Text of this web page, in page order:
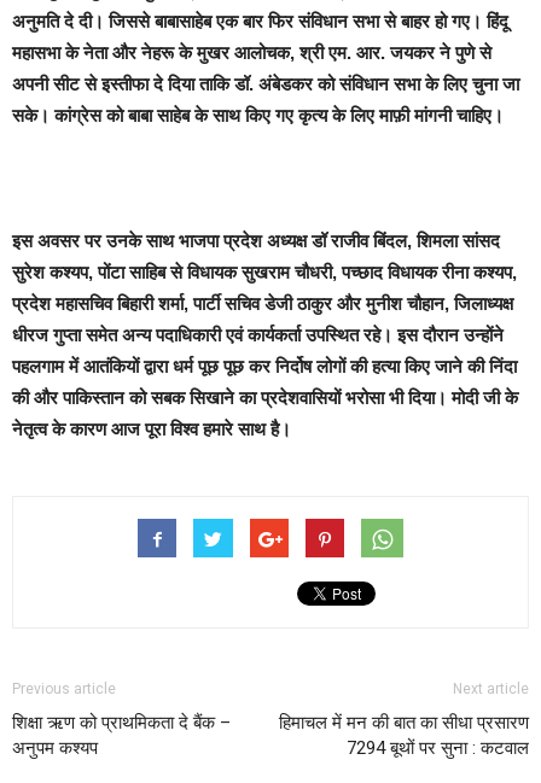
अनुमति दे दी। जिससे बाबासाहेब एक बार फिर संविधान सभा से बाहर हो गए। हिंदू
महासभा के नेता और नेहरू के मुखर आलोचक, श्री एम. आर. जयकर ने पुणे से
अपनी सीट से इस्तीफा दे दिया ताकि डॉ. अंबेडकर को संविधान सभा के लिए चुना जा
सके। कांग्रेस को बाबा साहेब के साथ किए गए कृत्य के लिए माफ़ी मांगनी चाहिए।
इस अवसर पर उनके साथ भाजपा प्रदेश अध्यक्ष डॉ राजीव बिंदल, शिमला सांसद
सुरेश कश्यप, पोंटा साहिब से विधायक सुखराम चौधरी, पच्छाद विधायक रीना कश्यप,
प्रदेश महासचिव बिहारी शर्मा, पार्टी सचिव डेजी ठाकुर और मुनीश चौहान, जिलाध्यक्ष
धीरज गुप्ता समेत अन्य पदाधिकारी एवं कार्यकर्ता उपस्थित रहे। इस दौरान उन्होंने
पहलगाम में आतंकियों द्वारा धर्म पूछ पूछ कर निर्दोष लोगों की हत्या किए जाने की निंदा
की और पाकिस्तान को सबक सिखाने का प्रदेशवासियों भरोसा भी दिया। मोदी जी के
नेतृत्व के कारण आज पूरा विश्व हमारे साथ है।
Previous article
शिक्षा ऋण को प्राथमिकता दे बैंक –
अनुपम कश्यप
Next article
हिमाचल में मन की बात का सीधा प्रसारण
7294 बूथों पर सुना : कटवाल